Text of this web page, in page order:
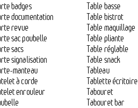
badges
documentation
revue
sac poubelle
sacs
signalisation
manteau
à corde
enrouleur
Table basse
Table bistrot
Table maquillage
Table pliante
Table réglable
Table snack
Tableau
Tablette écritoire
Tabouret
Tabouret bar